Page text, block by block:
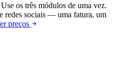
Use os três módulos de uma vez.
redes sociais — uma fatura, um
preços